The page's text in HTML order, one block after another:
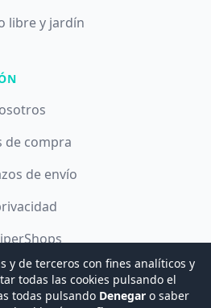
libre y jardín
de compra
de envío
y de terceros con fines analíticos y
todas las cookies pulsando el
todas pulsando Denegar o saber